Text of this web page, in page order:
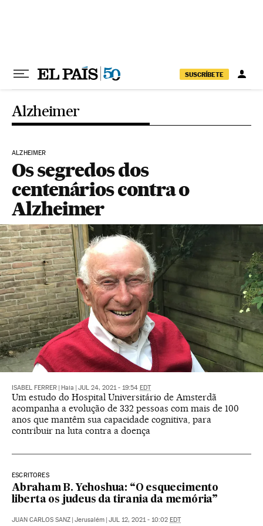
SUSCRÍBETE
Alzheimer
ALZHEIMER
Os segredos dos
centenários contra o
Alzheimer
ISABEL FERRER Haia JUL 24, 2021 - 19:54 EDT
Um estudo do Hospital Universitário de Amsterdã
acompanha a evolução de 332 pessoas com mais de 100
anos que mantêm sua capacidade cognitiva, para
contribuir na luta contra a doença
ESCRITORES
Abraham B. Yehoshua: “O esquecimento
liberta os judeus da tirania da memória”
JUAN CARLOS SANZ Jerusalém JUL 12, 2021 - 10:02 EDT